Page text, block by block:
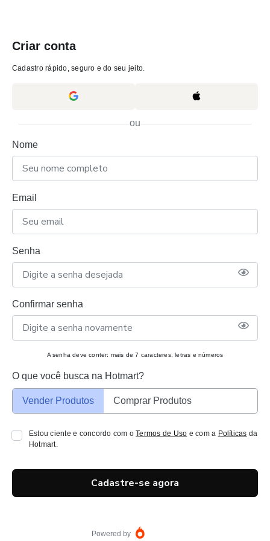
Criar conta
Cadastro rápido, seguro e do seu jeito.
ou
Nome
Email
Senha
Confirmar senha
A senha deve conter: mais de 7 caracteres, letras e números
O que você busca na Hotmart?
Vender Produtos Comprar Produtos
Estou ciente e concordo com oTermos de Uso e com a Políticas da
Hotmart.
Cadastre-se agora
Powered by